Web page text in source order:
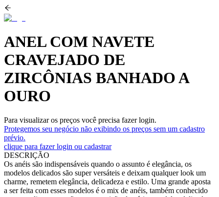
ANEL COM NAVETE
CRAVEJADO DE
ZIRCÔNIAS BANHADO A
OURO
Para visualizar os preços você precisa fazer login.
Protegemos seu negócio não exibindo os preços sem um cadastro
prévio.
clique para fazer login ou cadastrar
DESCRIÇÃO
Os anéis são indispensáveis quando o assunto é elegância, os
modelos delicados são super versáteis e deixam qualquer look um
charme, remetem elegância, delicadeza e estilo. Uma grande aposta
a ser feita com esses modelos é o mix de anéis, também conhecido